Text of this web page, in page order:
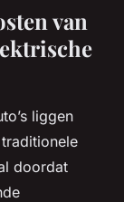
van
liggen
doordat